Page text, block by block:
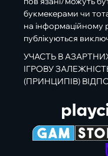
букмекерами чи
на інформаційному
публікуються
УЧАСТЬ В
ІГРОВУ
(ПРИНЦИПІВ)